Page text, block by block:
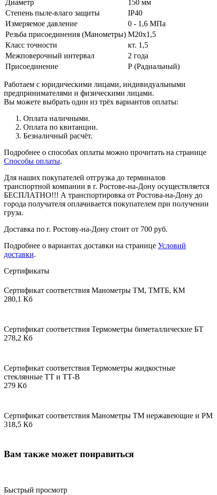
Диаметр
150 мм
Степень пыле-влаго защиты
IP40
Измеряемое давление
0 - 1,6 МПа
Резьба присоединения (Манометры) М20х1,5
Класс точности
кт. 1,5
Межповерочный интервал
2 года
Присоединение
Р (Радиальный)
Работаем с юридическими лицами, индивидуальными
предпринимателями и физическими лицами.
Вы можете выбрать один из трёх вариантов оплаты:
Оплата наличными.
Оплата по квитанции.
Безналичный расчёт.
Подробнее о способах оплаты можно прочитать на странице
Способы оплаты.
Для наших покупателей отгрузка до терминалов
транспортной компании в г. Ростове-на-Дону осуществляется
БЕСПЛАТНО!!! А транспортировка от Ростова-на-Дону до
города получателя оплачивается покупателем при получении
груза.
Доставка по г. Ростову-на-Дону стоит от 700 руб.
Подробнее о вариантах доставки на странице Условий
доставки.
Сертификаты
Сертификат соответствия Манометры ТМ, ТМТБ, КМ
280,1 Кб
Сертификат соответствия Термометры биметаллические БТ
278,2 Кб
Сертификат соответствия Термометры жидкостные
стеклянные ТТ и ТТ-В
279 Кб
Сертификат соответствия Манометры ТМ нержавеющие и РМ
318,5 Кб
Вам также может понравиться
Быстрый просмотр